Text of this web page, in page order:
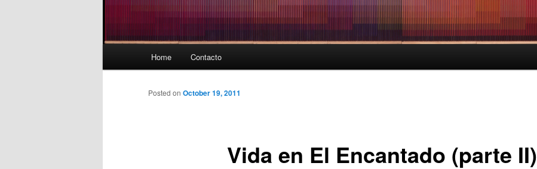
Home Contacto
Vida en El Encantado (parte II)
Posted on October 19, 2011